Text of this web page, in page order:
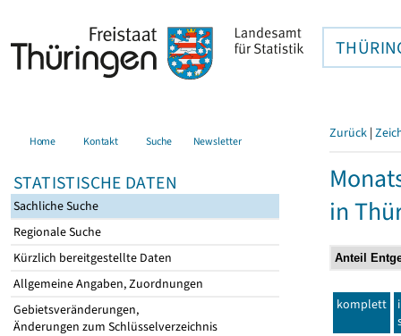
Home Kontakt Suche Newsletter
STATISTISCHE DATEN
Sachliche Suche
Regionale Suche
Kürzlich bereitgestellte Daten
Allgemeine Angaben, Zuordnungen
Gebietsveränderungen,
Änderungen zum Schlüsselverzeichnis
Zurück |
in
komplett